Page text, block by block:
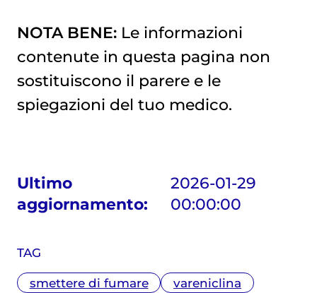
TAG
smettere di fumare vareniclina
NOTA BENE:Le informazioni
contenute in questa pagina non
sostituiscono il parere e le
spiegazioni del tuo medico.
Ultimo
aggiornamento:
2026-01-29
00:00:00